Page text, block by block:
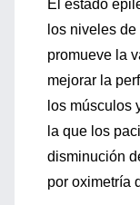
El estado
los niveles
promueve la
mejorar la
los músculos
la que los
disminución
por oximetría